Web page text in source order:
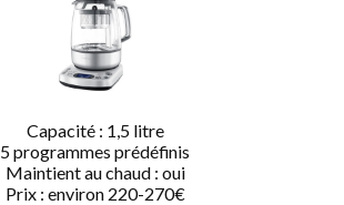
Capacité : 1,5 litre
5 programmes prédéfinis
Maintient au chaud : oui
Prix : environ 220-270€